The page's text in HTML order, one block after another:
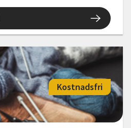
Kostnadsfri